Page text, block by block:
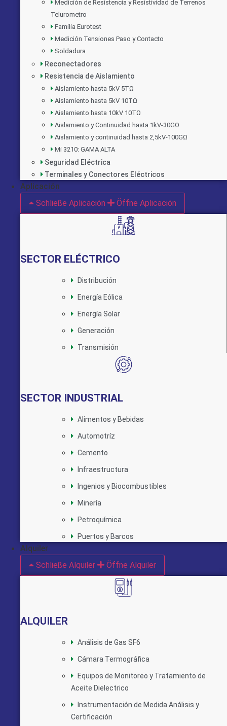
Medición de Resistencia y Resistividad de Terrenos
Telurometro
Familia Eurotest
Medición Tensiones Paso y Contacto
Soldadura
Reconectadores
Resistencia de Aislamiento
Aislamiento hasta 5kV 5TΩ
Aislamiento hasta 5kV 10TΩ
Aislamiento hasta 10kV 10TΩ
Aislamiento y Continuidad hasta 1kV-30GΩ
Aislamiento y continuidad hasta 2,5kV-100GΩ
Mi 3210: GAMA ALTA
Seguridad Eléctrica
Terminales y Conectores Eléctricos
Aplicación
Schließe Aplicación
Öffne Aplicación
SECTOR ELÉCTRICO
Distribución
Energía Eólica
Energía Solar
Generación
Transmisión
SECTOR INDUSTRIAL
Alimentos y Bebidas
Automotríz
Cemento
Infraestructura
Ingenios y Biocombustibles
Minería
Petroquímica
Puertos y Barcos
Alquiler
Schließe Alquiler
Öffne Alquiler
ALQUILER
Análisis de Gas SF6
Cámara Termográfica
Equipos de Monitoreo y Tratamiento de
Aceite Dielectrico
Instrumentación de Medida Análisis y
Certificación